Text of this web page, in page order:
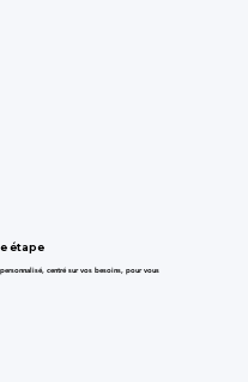
étape
centré sur vos besoins, pour vous